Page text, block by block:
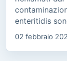
enteritidis
02 febbraio